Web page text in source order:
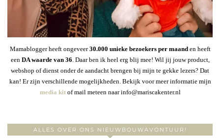
Mamablogger heeft ongeveer30.000 unieke bezoekers per maanden heeft
een DA waarde van 36 . Daar ben ik heel erg blij mee! Wil jij jouw product,
webshop of dienst onder de aandacht brengen bij mijn te gekke lezers? Dat
kan! Er zijn verschillende mogelijkheden. Bekijk voor meer informatie mijn
media kitof mail meteen naar info@mariscakenter.nl
ALLES OVER ONS NIEUWBOUWAVONTUUR!